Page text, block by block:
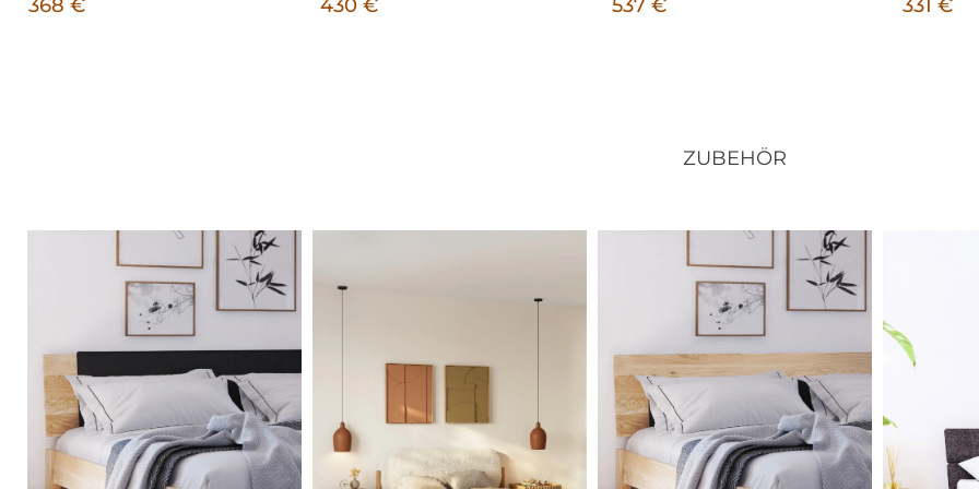
368 € 430 € 537 € 331 €
ZUBEHÖR